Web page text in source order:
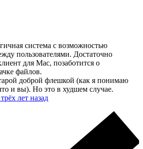
система с возможностью
пользователями. Достаточно
для Mac, позаботится о
файлов.
доброй флешкой (как я понимаю
и вы). Но это в худшем случае.
лет назад